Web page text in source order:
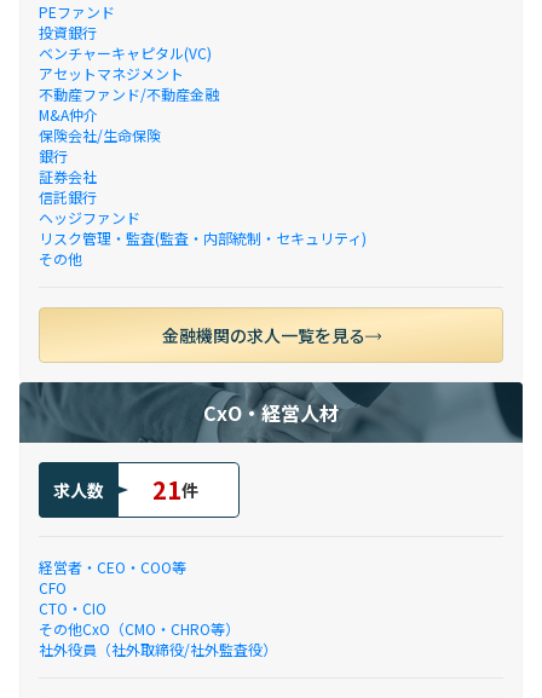
PEファンド
投資銀行
ベンチャーキャピタル(VC)
アセットマネジメント
不動産ファンド/不動産金融
M&A仲介
保険会社/生命保険
銀行
証券会社
信託銀行
ヘッジファンド
リスク管理・監査(監査・内部統制・セキュリティ)
その他
金融機関の求人一覧を見る
CxO・経営人材
求人数 21件
経営者・CEO・COO等
CFO
CTO・CIO
その他CxO（CMO・CHRO等）
社外役員（社外取締役/社外監査役）